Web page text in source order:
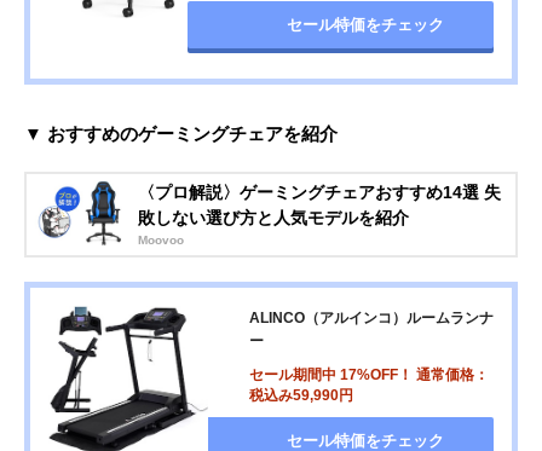
セール特価をチェック
▼ おすすめのゲーミングチェアを紹介
〈プロ解説〉ゲーミングチェアおすすめ14選 失
敗しない選び方と人気モデルを紹介
Moovoo
ALINCO（アルインコ）ルームランナ
ー
セール期間中 17%OFF！ 通常価格：
税込み59,990円
セール特価をチェック